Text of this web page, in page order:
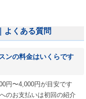
よくある質問
ンの料金はいくらです
円〜4,000円が目安です
のお支払いは初回の紹介